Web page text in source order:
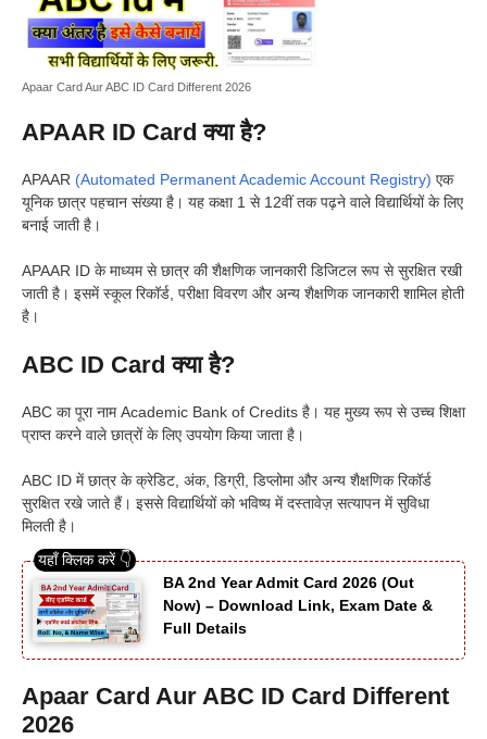
Apaar Card Aur ABC ID Card Different 2026
APAAR ID Card क्या है?
APAAR (Automated Permanent Academic Account Registry) एक
यूनिक छात्र पहचान संख्या है। यह कक्षा 1 से 12वीं तक पढ़ने वाले विद्यार्थियों के लिए
बनाई जाती है।
APAAR ID के माध्यम से छात्र की शैक्षणिक जानकारी डिजिटल रूप से सुरक्षित रखी
जाती है। इसमें स्कूल रिकॉर्ड, परीक्षा विवरण और अन्य शैक्षणिक जानकारी शामिल होती
है।
ABC ID Card क्या है?
ABC का पूरा नाम Academic Bank of Credits है। यह मुख्य रूप से उच्च शिक्षा
प्राप्त करने वाले छात्रों के लिए उपयोग किया जाता है।
ABC ID में छात्र के क्रेडिट, अंक, डिग्री, डिप्लोमा और अन्य शैक्षणिक रिकॉर्ड
सुरक्षित रखे जाते हैं। इससे विद्यार्थियों को भविष्य में दस्तावेज़ सत्यापन में सुविधा
मिलती है।
BA 2nd Year Admit Card 2026 (Out
Now) – Download Link, Exam Date &
Full Details
Apaar Card Aur ABC ID Card Different
2026